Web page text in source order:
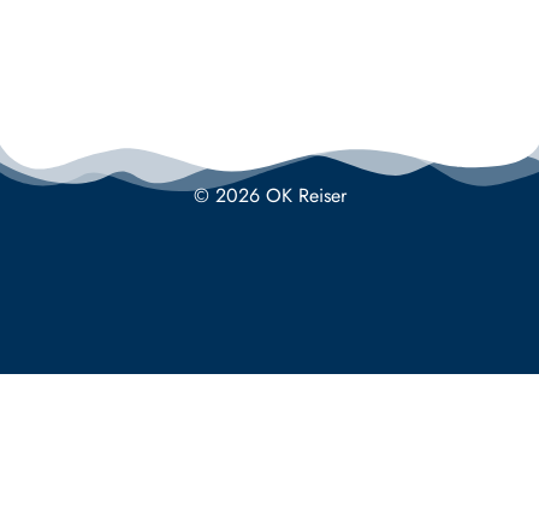
© 2026 OK Reiser